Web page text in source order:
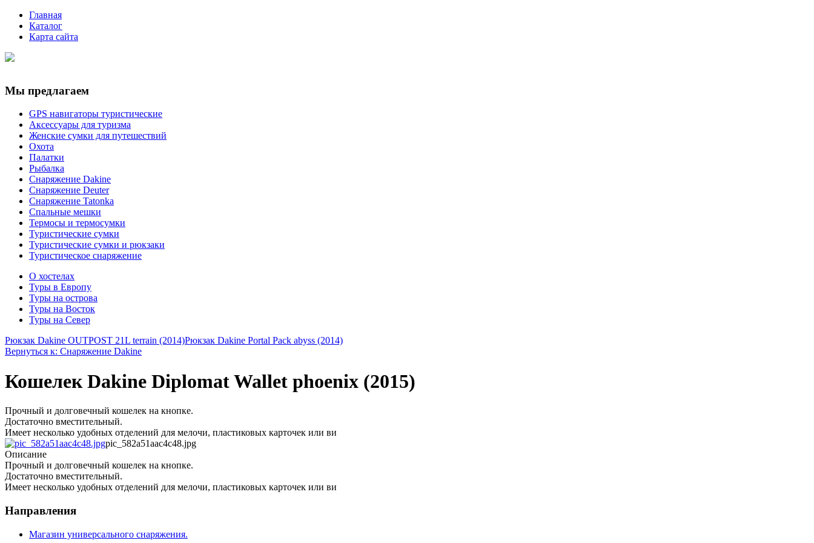
Главная
Каталог
Карта сайта
Мы предлагаем
GPS навигаторы туристические
Аксессуары для туризма
Женские сумки для путешествий
Охота
Палатки
Рыбалка
Снаряжение Dakine
Снаряжение Deuter
Снаряжение Tatonka
Спальные мешки
Термосы и термосумки
Туристические сумки
Туристические сумки и рюкзаки
Туристическое снаряжение
О хостелах
Туры в Европу
Туры на острова
Туры на Восток
Туры на Север
Рюкзак Dakine OUTPOST 21L terrain (2014)Рюкзак Dakine Portal Pack abyss (2014)
Вернуться к: Снаряжение Dakine
Кошелек Dakine Diplomat Wallet phoenix (2015)
Прочный и долговечный кошелек на кнопке.
Достаточно вместительный.
Имеет несколько удобных отделений для мелочи, пластиковых карточек или ви
pic_582a51aac4c48.jpg
Описание
Прочный и долговечный кошелек на кнопке.
Достаточно вместительный.
Имеет несколько удобных отделений для мелочи, пластиковых карточек или ви
Направления
Магазин универсального снаряжения.